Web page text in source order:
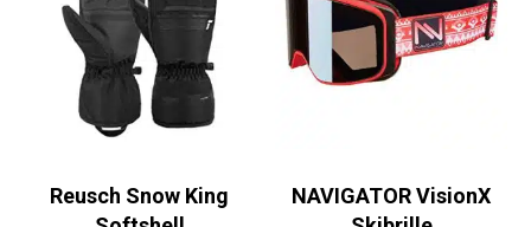
Reusch Snow King
NAVIGATOR VisionX